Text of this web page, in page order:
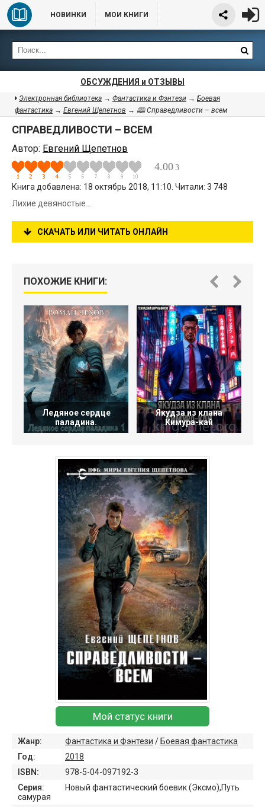
НОВИНКИ МОИ КНИГИ
ОБСУЖДЕНИЯ и ОТЗЫВЫ
Электронная библиотека → Фантастика и Фэнтези → Боевая
фантастика → Евгений Щепетнов → 🕮 Справедливости – всем
СПРАВЕДЛИВОСТИ – ВСЕМ
Автор: Евгений Щепетнов
4.00 3
Книга добавлена: 18 октябрь 2018, 11:10. Читали: 3 748
Лихие девяностые…
СКАЧАТЬ ИЛИ ЧИТАТЬ ОНЛАЙН
ПОХОЖИЕ КНИГИ:
Ледяное сердце
паладина.
Якудза из клана
Кимура-кай
Мой статус книги
Жанр: Фантастика и Фэнтези / Боевая фантастика
Год:
2018
ISBN:
978-5-04-097192-3
Серия:
Новый фантастический боевик (Эксмо),Путь
самурая